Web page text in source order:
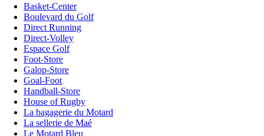
Basket-Center
Boulevard du Golf
Direct Running
Direct-Volley
Espace Golf
Foot-Store
Galop-Store
Goal-Foot
Handball-Store
House of Rugby
La bagagerie du Motard
La sellerie de Maé
Le Motard Bleu